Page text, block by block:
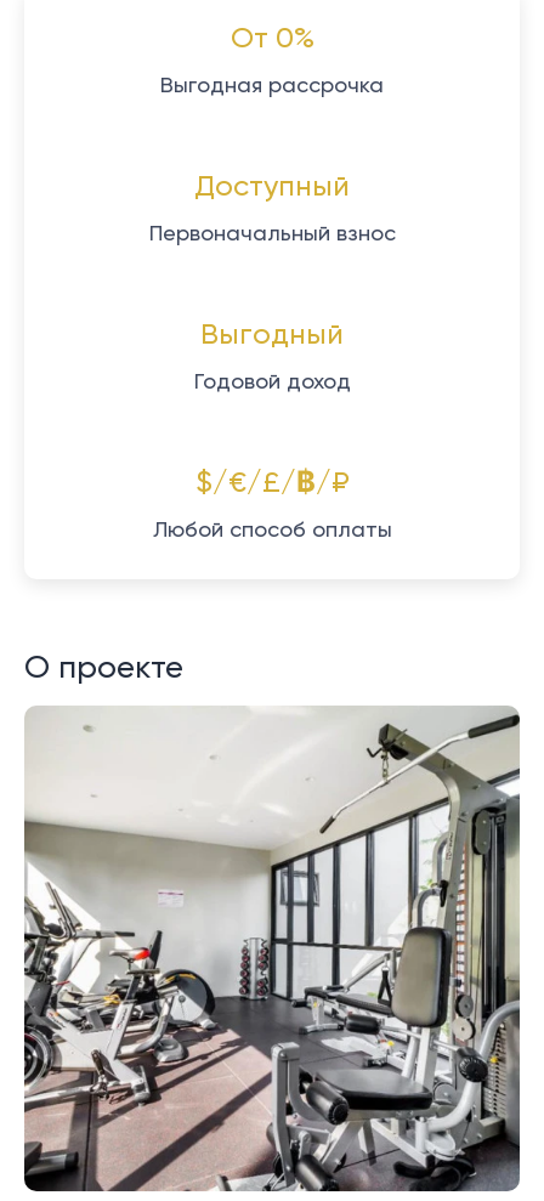
От 0%
Выгодная рассрочка
Доступный
Первоначальный взнос
Выгодный
Годовой доход
$/€/£/฿/₽
Любой способ оплаты
О проекте